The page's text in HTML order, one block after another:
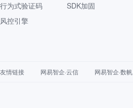
行为式验证码
风控引擎
SDK加固
友情链接 网易智企·云信 网易智企·数帆